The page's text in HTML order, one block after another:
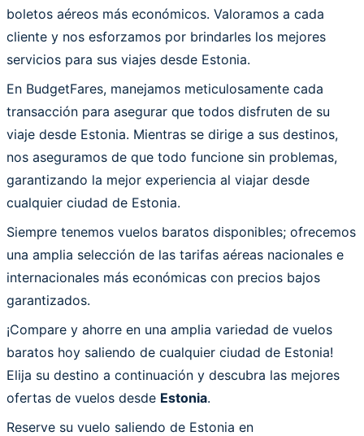
boletos aéreos más económicos. Valoramos a cada
cliente y nos esforzamos por brindarles los mejores
servicios para sus viajes desde Estonia.
En BudgetFares, manejamos meticulosamente cada
transacción para asegurar que todos disfruten de su
viaje desde Estonia. Mientras se dirige a sus destinos,
nos aseguramos de que todo funcione sin problemas,
garantizando la mejor experiencia al viajar desde
cualquier ciudad de Estonia.
Siempre tenemos vuelos baratos disponibles; ofrecemos
una amplia selección de las tarifas aéreas nacionales e
internacionales más económicas con precios bajos
garantizados.
¡Compare y ahorre en una amplia variedad de vuelos
baratos hoy saliendo de cualquier ciudad de Estonia!
Elija su destino a continuación y descubra las mejores
ofertas de vuelos desde Estonia.
Reserve su vuelo saliendo de Estonia en